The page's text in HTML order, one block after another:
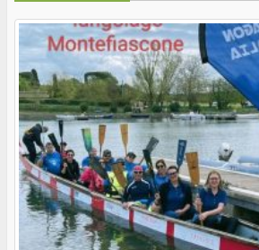
Grotte di Castro
uno spazio per
Homo viator: a Grotte
sui cammini tra
dei territori